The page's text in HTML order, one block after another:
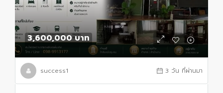
3,600,000 บาท
success1 3 วัน ที่ผ่านมา